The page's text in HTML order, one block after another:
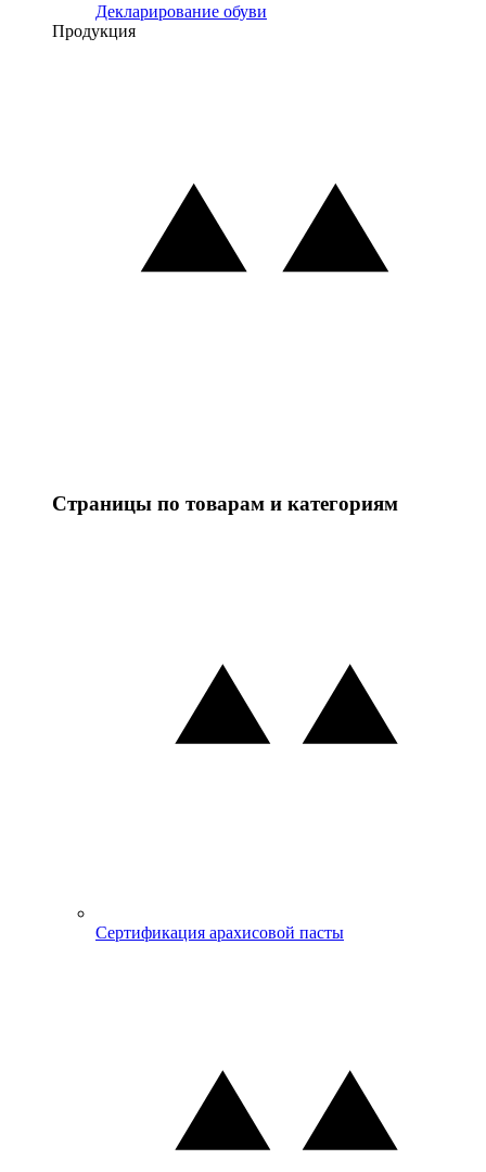
Декларирование обуви
Продукция
Страницы по товарам и категориям
Сертификация арахисовой пасты